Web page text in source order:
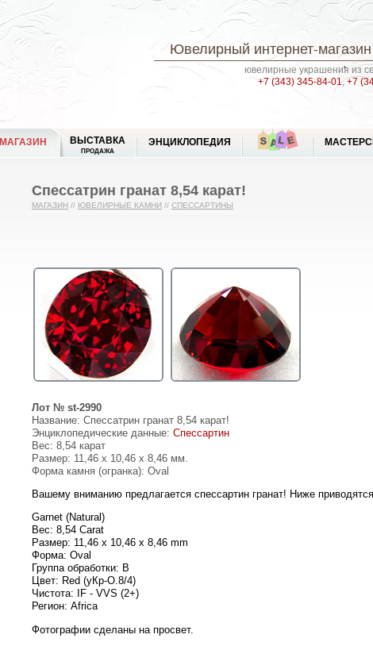
Ювелирный интернет-магазин
ювелирные украшения из
+7 (343) 345-84-01,+7
МАГАЗИН ВЫСТАВКА
ПРОДАЖА
ЭНЦИКЛОПЕДИЯ
Спессатрин гранат 8,54 карат!
МАГАЗИН // ЮВЕЛИРНЫЕ КАМНИ // СПЕССАРТИНЫ
Лот № st-2990
Название: Спессатрин гранат 8,54 карат!
Энциклопедические данные: Спессартин
Вес: 8,54 карат
Размер: 11,46 x 10,46 x 8,46 мм.
Форма камня (огранка): Oval
Вашему вниманию предлагается спессартин гранат! Ниже
Garnet (Natural)
Вес: 8,54 Carat
Размер: 11,46 х 10,46 х 8,46 mm
Форма: Oval
Группа обработки: В
Цвет: Red (уКр-О.8/4)
Чистота:
IF - VVS (2+)
Регион: Africa
Фотографии сделаны на просвет.